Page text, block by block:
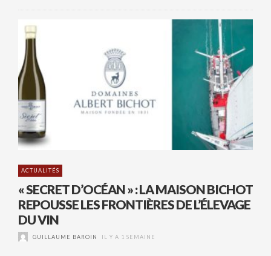
ACTUALITÉS
« SECRET D’OCÉAN » : LA MAISON BICHOT
REPOUSSE LES FRONTIÈRES DE L’ÉLEVAGE
DU VIN
GUILLAUME BAROIN IL Y A 1 SEMAINE